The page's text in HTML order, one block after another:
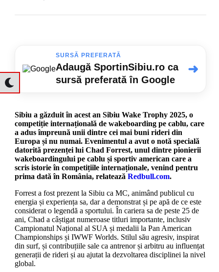
SURSĂ PREFERATĂ
Adaugă SportinSibiu.ro ca
sursă preferată în Google
➜
Sibiu a găzduit în acest an Sibiu Wake Trophy 2025, o
competiție internațională de wakeboarding pe cablu, care
a adus împreună unii dintre cei mai buni rideri din
Europa și nu numai. Evenimentul a avut o notă specială
datorită prezenței lui Chad Forrest, unul dintre pionierii
wakeboardingului pe cablu și sportiv american care a
scris istorie în competițiile internaționale, venind pentru
prima dată în România, relatează Redbull.com.
Forrest a fost prezent la Sibiu ca MC, animând publicul cu
energia și experiența sa, dar a demonstrat și pe apă de ce este
considerat o legendă a sportului. În cariera sa de peste 25 de
ani, Chad a câștigat numeroase titluri importante, inclusiv
Campionatul Național al SUA și medalii la Pan American
Championships și IWWF Worlds. Stilul său agresiv, inspirat
din surf, și contribuțiile sale ca antrenor și arbitru au influențat
generații de rideri și au ajutat la dezvoltarea disciplinei la nivel
global.